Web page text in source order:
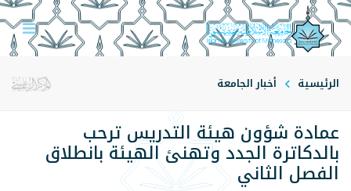
الرئيسية أخبار الجامعة
عمادة شؤون هيئة التدريس ترحب
بالدكاترة الجدد وتهنئ الهيئة بانطلاق
الفصل الثاني